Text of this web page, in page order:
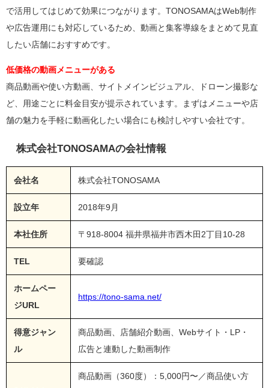
で活用してはじめて効果につながります。TONOSAMAはWeb制作
や広告運用にも対応しているため、動画と集客導線をまとめて見直
したい店舗におすすめです。
低価格の動画メニューがある
商品動画や使い方動画、サイトメインビジュアル、ドローン撮影な
ど、用途ごとに料金目安が提示されています。まずはメニューや店
舗の魅力を手軽に動画化したい場合にも検討しやすい会社です。
株式会社TONOSAMAの会社情報
会社名 株式会社TONOSAMA
設立年 2018年9月
本社住所 〒918-8004 福井県福井市西木田2丁目10-28
TEL 要確認
ホームペー
ジURL
https://tono-sama.net/
得意ジャン
ル
商品動画、店舗紹介動画、Webサイト・LP・
広告と連動した動画制作
商品動画（360度）：5,000円〜／商品使い方